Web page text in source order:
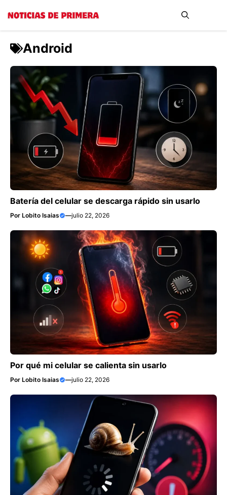
contenido
Android
Batería del celular se descarga rápido sin usarlo
Por Lobito Isaias —julio 22, 2026
Por qué mi celular se calienta sin usarlo
Por Lobito Isaias —julio 22, 2026